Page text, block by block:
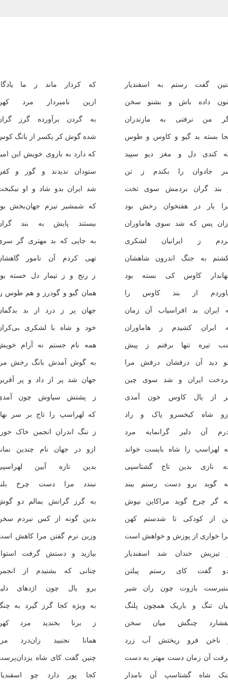
گفت رستم به اسفندیار که کردار ماند ز ما
داده باش و بشنو سخن ازین نامبردار مرد
من نرفتی به مازندران به گردن برآورده گرز
بسته بد گیو و کاوس و طوس شده گوش کر یکسر از بانگ
کندی دل و مغز دیو سپید که دارد به بازوی خویش این
جادوان را بکندم ز تن ستودان ندیدند و گور و
بند گران بردمش سوی تخت شد ایران بدو شاد و او
یار در هفتخوان رخش بود که شمشیر تیزم جهان‌بخش
پس که شد سوی هاماوران ببستند پایش به بند
ز ایرانیان لشکری به جایی که بد مهتری گر
به جنگ اندرون شاهشان تهی کردم آن نامور
کاوس کی بسته بود ز رنج و ز تیمار دل خسته
از بند کاوس را همان گیو و گودرز و هم طوس
ایران بد افراسیاب آن زمان جهان پر ز درد از بد
ایران کشیدم ز هاماوران خود و شاه با لشکری
تیره تنها برفتم ز پیش همه نام جستم نه آرام
دید آن درفشان درفش مرا به گوش آمدش بانگ رخش
ایران و شد سوی چین جهان شد پر از داد و پر
از یال کاوس خون آمدی ز پشتش سیاوش چون
شاه کیخسرو پاک و راد که لهراسپ را تاج بر سر
آن دلیر گرانمایه مرد ز ننگ اندران انجمن خاک
لهراسپ را شاه بایست خواند ازو در جهان نام چندین
نازی بدین تاج گشتاسپی بدین تازه آیین
گوید برو دست رستم ببند نبندد مرا دست چرخ
گر چرخ گوید مراکاین نیوش به گرز گرانش بمالم دو
از کودکی تا شدستم کهن بدین گونه از کس نبردم
خواری از پوزش و خواهش است وزین نرم گفتن مرا کاهش
تیزیش خندان شد اسفندیار بیازید و دستش گرفت
گفت کای رستم پیلتن چنانی که بشنیدم از
بازوت چون ران شیر برو یال چون اژدهای
تنگ و باریک همچون پلنگ به ویژه کجا گرز گیرد به
چنگش میان سخن ز برنا بخندید مرد
ناخن فرو ریختش آب زرد همانا نجنبید زان‌درد
آن زمان دست مهتر به دست چنین گفت کای شاه
شاه گشتاسپ آن نامدار کجا پور دارد چو